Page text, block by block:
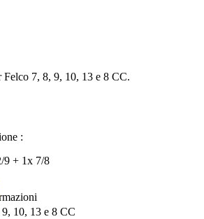
7, 8, 9, 10, 13 e 8 CC.
:
9 + 1x 7/8
10, 13 e 8 CC